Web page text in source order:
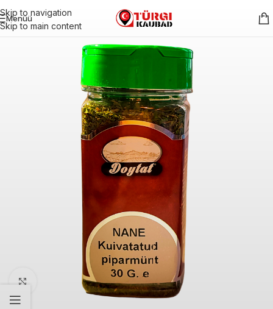
Skip to navigation
Skip to main content
Menüü
Click to enlarge